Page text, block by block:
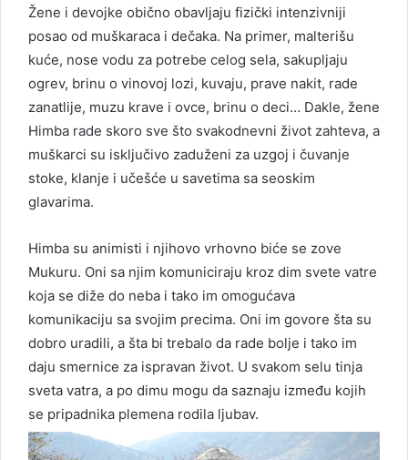
Žene i devojke obično obavljaju fizički intenzivniji
posao od muškaraca i dečaka. Na primer, malterišu
kuće, nose vodu za potrebe celog sela, sakupljaju
ogrev, brinu o vinovoj lozi, kuvaju, prave nakit, rade
zanatlije, muzu krave i ovce, brinu o deci… Dakle, žene
Himba rade skoro sve što svakodnevni život zahteva, a
muškarci su isključivo zaduženi za uzgoj i čuvanje
stoke, klanje i učešće u savetima sa seoskim
glavarima.
Himba su animisti i njihovo vrhovno biće se zove
Mukuru. Oni sa njim komuniciraju kroz dim svete vatre
koja se diže do neba i tako im omogućava
komunikaciju sa svojim precima. Oni im govore šta su
dobro uradili, a šta bi trebalo da rade bolje i tako im
daju smernice za ispravan život. U svakom selu tinja
sveta vatra, a po dimu mogu da saznaju između kojih
se pripadnika plemena rodila ljubav.